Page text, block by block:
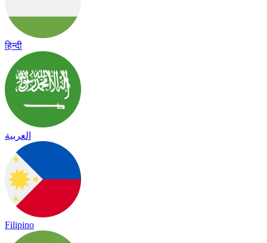
हिन्दी
العربية
Filipino